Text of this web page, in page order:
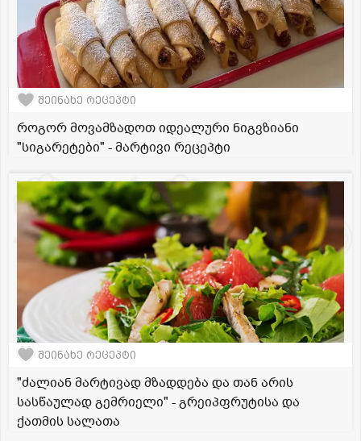
შეინახე რეცეპტი
როგორ მოვამზადოთ იდეალური ნიგვზიანი
"სიგარეტები" - მარტივი რეცეპტი
შეინახე რეცეპტი
"ძალიან მარტივად მზადდება და თან არის
სასწაულად გემრიელი" - გრეიპფრუტისა და
ქათმის სალათა